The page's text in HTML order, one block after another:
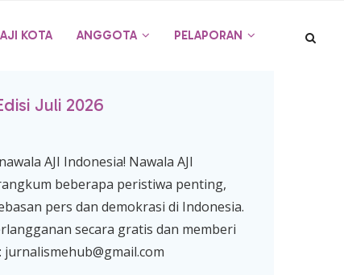
AJI KOTA ANGGOTA PELAPORAN
Juli 2026
AJI Indonesia! Nawala AJI
beberapa peristiwa penting,
pers dan demokrasi di Indonesia.
secara gratis dan memberi